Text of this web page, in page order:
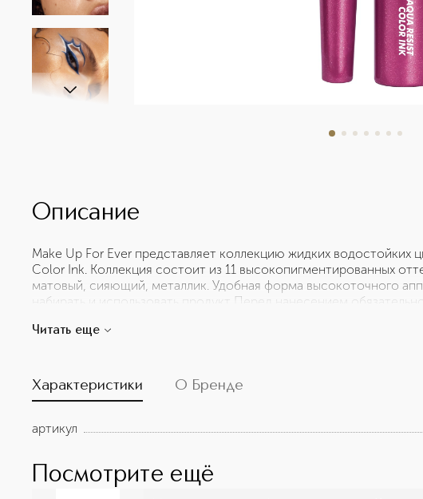
Описание
Make Up For Ever представляет коллекцию жидких водостойких
Color Ink. Коллекция состоит из 11 высокопигментированных
матовый, сияющий, металлик. Удобная форма высокоточного
набирать и использовать продукт Перед нанесением
спиртов.
Читать еще
Характеристики О Бренде
артикул
Посмотрите ещё